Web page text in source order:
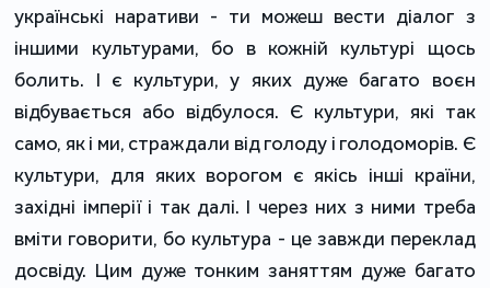
українські наративи - ти можеш вести діалог з
іншими культурами, бо в кожній культурі щось
болить. І є культури, у яких дуже багато воєн
відбувається або відбулося. Є культури, які так
само, як і ми, страждали від голоду і голодоморів. Є
культури, для яких ворогом є якісь інші країни,
західні імперії і так далі. І через них з ними треба
вміти говорити, бо культура - це завжди переклад
досвіду. Цим дуже тонким заняттям дуже багато